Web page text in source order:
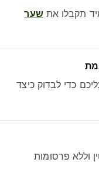
שער
כדי לבדוק כיצד
וללא פרסומות